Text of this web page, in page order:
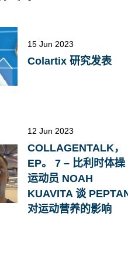
15 Jun 2023
Colartix 研究发表
12 Jun 2023
COLLAGENTALK，
EP。 7 – 比利时体操
运动员 NOAH
KUAVITA 谈
对运动营养的影响